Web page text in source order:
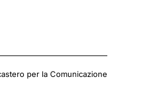
per la Comunicazione